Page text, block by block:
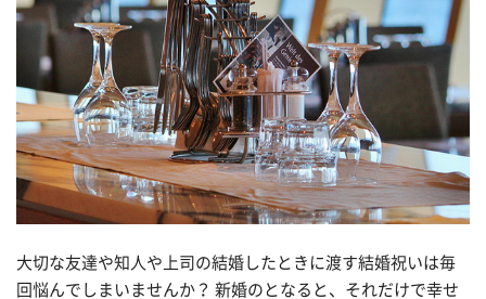
大切な友達や知人や上司の結婚したときに渡す結婚祝いは毎
回悩んでしまいませんか？ 新婚のとなると、それだけで幸せ